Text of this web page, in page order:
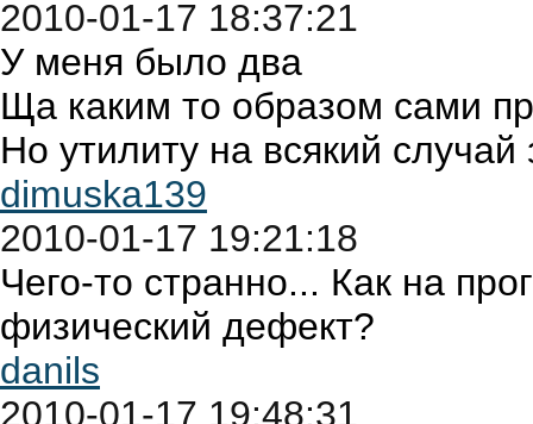
2010-01-17 18:37:21
У меня было два
Ща каким то образом сами
Но утилиту на всякий случай
dimuska139
2010-01-17 19:21:18
Чего-то странно... Как на
физический дефект?
danils
2010-01-17 19:48:31